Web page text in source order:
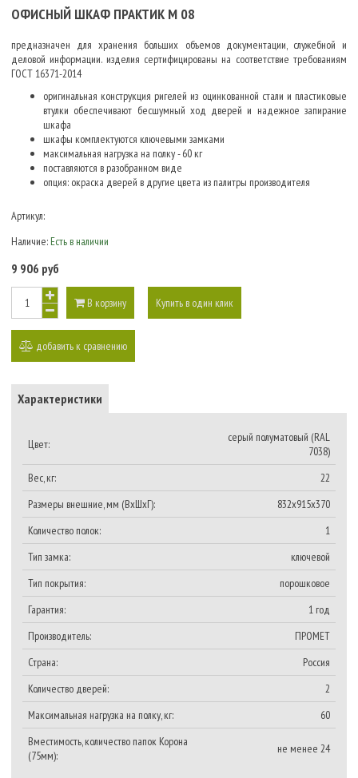
ОФИСНЫЙ ШКАФ ПРАКТИК М 08
предназначен для хранения больших объемов документации, служебной и
деловой информации. изделия сертифицированы на соответствие требованиям
ГОСТ 16371-2014
оригинальная конструкция ригелей из оцинкованной стали и пластиковые
втулки обеспечивают бесшумный ход дверей и надежное запирание
шкафа
шкафы комплектуются ключевыми замками
максимальная нагрузка на полку - 60 кг
поставляются в разобранном виде
опция: окраска дверей в другие цвета из палитры производителя
Артикул:
Наличие: Есть в наличии
9 906 руб
В корзину Купить в один клик
добавить к сравнению
Характеристики
Цвет:
серый полуматовый (RAL
7038)
Вес, кг:
22
Размеры внешние, мм (ВхШхГ):
832x915x370
Количество полок:
1
Тип замка:
ключевой
Тип покрытия:
порошковое
Гарантия:
1 год
Производитель:
ПРОМЕТ
Страна:
Россия
Количество дверей:
2
Максимальная нагрузка на полку, кг:
60
Вместимость, количество папок Корона
(75мм):
не менее 24